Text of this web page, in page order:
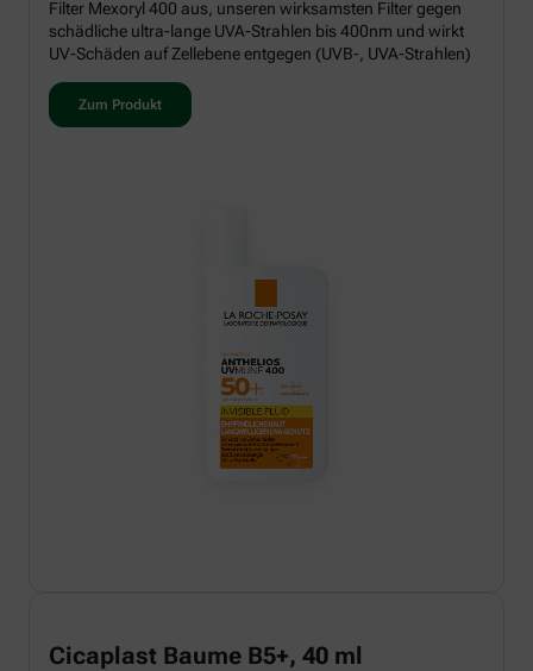
Filter Mexoryl 400 aus, unseren wirksamsten Filter gegen
schädliche ultra-lange UVA-Strahlen bis 400nm und wirkt
UV-Schäden auf Zellebene entgegen (UVB-, UVA-Strahlen)
Zum Produkt
Cicaplast Baume B5+, 40 ml